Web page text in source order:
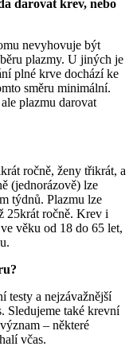
darovat krev, nebo
nevyhovuje být
plazmy. U jiných je
plné krve dochází ke
směru minimální.
plazmu darovat
ročně, ženy třikrát, a
(jednorázově) lze
týdnů. Plazmu lze
25krát ročně. Krev i
věku od 18 do 65 let,
testy a nejzávažnější
Sledujeme také krevní
– některé
včas.